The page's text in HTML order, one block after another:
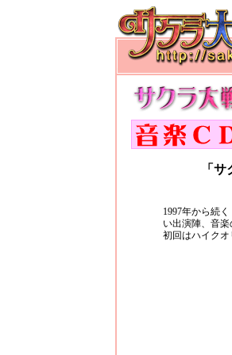
「
1997年から続
い出演陣、音
初回はハイクオ